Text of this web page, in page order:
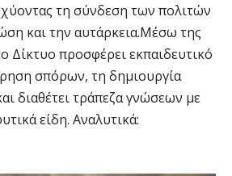
τη σύνδεση των πολιτών
και την αυτάρκεια.Μέσω της
Δίκτυο προσφέρει εκπαιδευτικό
σπόρων, τη δημιουργία
διαθέτει τράπεζα γνώσεων με
είδη. Αναλυτικά: